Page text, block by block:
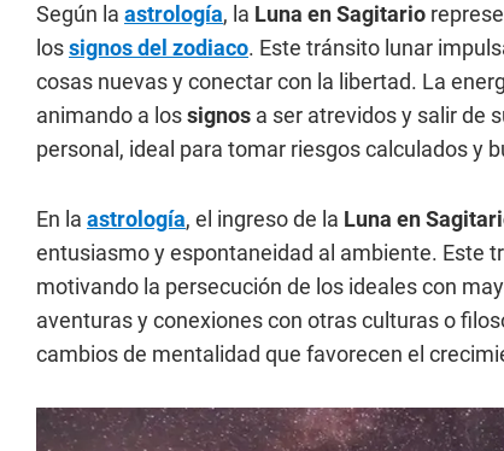
Según la astrología, la Luna en Sagitario
lossignos del zodiaco. Este tránsito lunar
cosas nuevas y conectar con la libertad. La
animando a lossignos a ser atrevidos y salir de
personal, ideal para tomar riesgos calculados y
En la astrología, el ingreso de la Luna en
entusiasmo y espontaneidad al ambiente. Este
motivando la persecución de los ideales con
aventuras y conexiones con otras culturas o
cambios de mentalidad que favorecen el